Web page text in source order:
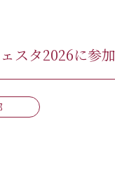
スタ2026に参